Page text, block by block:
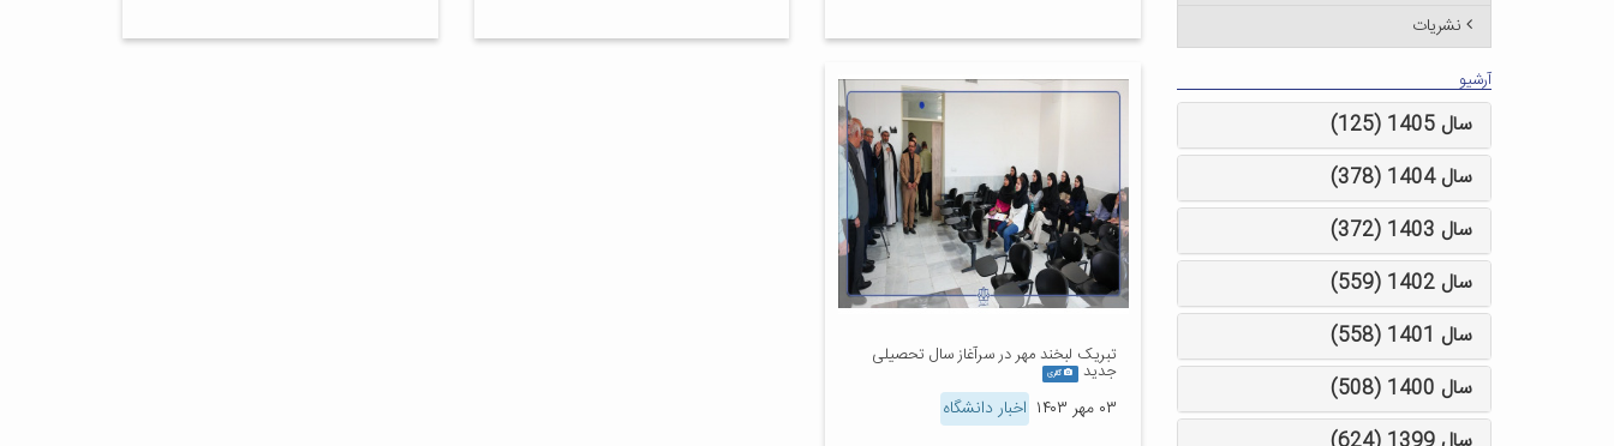
تبریک لبخند مهر در سرآغاز سال تحصیلی
جدید گالری
۰۳ مهر ۱۴۰۳ اخبار دانشگاه
نشریات
آرشیو
سال 1405 (125)
سال 1404 (378)
سال 1403 (372)
سال 1402 (559)
سال 1401 (558)
سال 1400 (508)